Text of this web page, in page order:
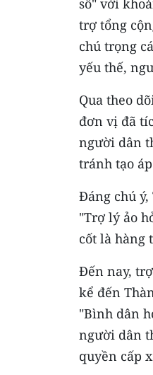
số" với
trợ tổng
chú trọng
yếu thế,
Qua theo
đơn vị đã
người dân
tránh tạo
Đáng chú
"Trợ lý ảo
cốt là hàng
Đến nay,
kể đến
"Bình dân
người dân
quyền cấp